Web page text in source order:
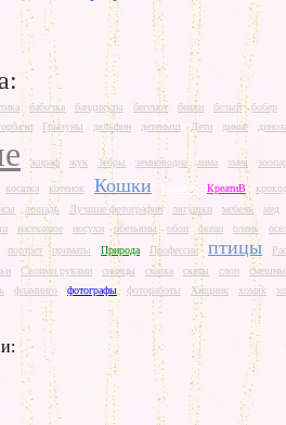
бабочка бандикуты бегемот белки белый бобер
Грызуны дельфин детеныш Дети дикие
жираф жук Зебры земноводне зима змея
косатка котенок Кошки Красота КреатиВ
лошадь Лучшие фотографии лягушки мебель мед
насекомое носухи обезьяны обои океан олень осел
портрет приматы Природа Профессии птицы
Своими руками синицы сказка скаты слон
фламинго фотографы фотоработы Хищник хомяк